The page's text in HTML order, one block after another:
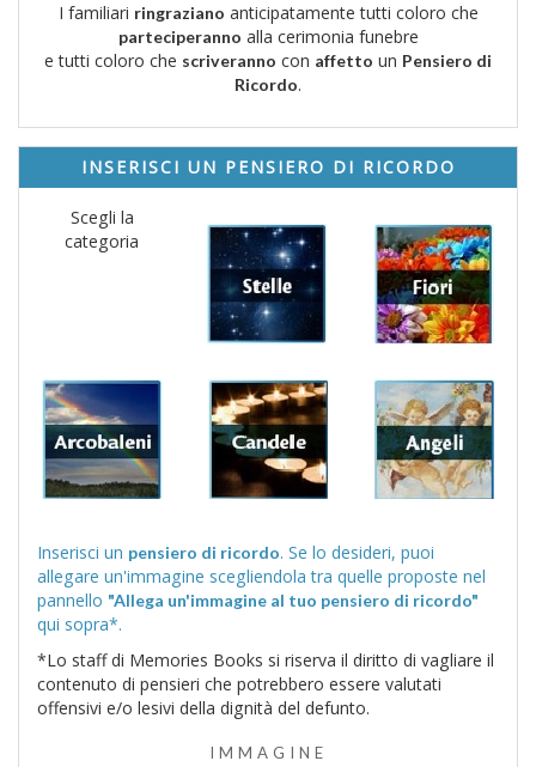
I familiari ringraziano anticipatamente tutti coloro che
parteciperanno alla cerimonia funebre
e tutti coloro che scriveranno con affetto un Pensiero di
Ricordo.
INSERISCI UN PENSIERO DI RICORDO
Scegli la
categoria
Inserisci un pensiero di ricordo. Se lo desideri, puoi
allegare un'immagine scegliendola tra quelle proposte nel
pannello "Allega un'immagine al tuo pensiero di ricordo"
qui sopra*.
*Lo staff di Memories Books si riserva il diritto di vagliare il
contenuto di pensieri che potrebbero essere valutati
offensivi e/o lesivi della dignità del defunto.
IMMAGINE